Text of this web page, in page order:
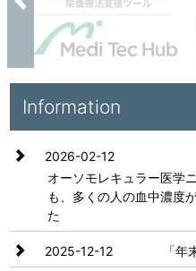
Previous
Information
2026-02-12
オーソモレキュラー医学
も、多くの人の血中濃度
た
2025-12-12 「